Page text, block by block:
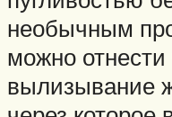
необычным
можно
вылизывание